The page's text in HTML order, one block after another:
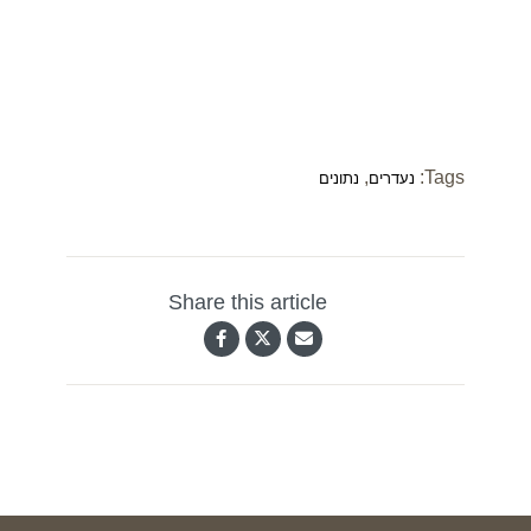
Tags: נעדרים, נתונים
Share this article